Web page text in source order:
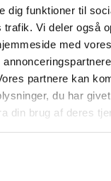
dig funktioner til
Vi deler også
med
partnere kan
du har
din brug af deres
(DHPC):
Risiko for